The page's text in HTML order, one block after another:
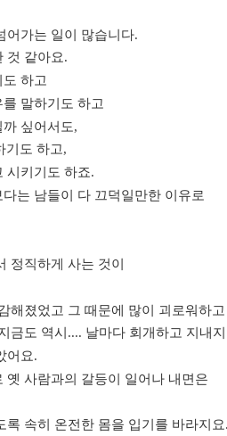
어가는 일이 많습니다.
것 같아요.
하고
말하기도 하고
싶어서도,
기도 하고,
시키기도 하죠.
는 남들이 다 끄덕일만한 이유로
정직하게 사는 것이
해졌었고 그 때문에 많이 괴로워하고
금도 역시 .... 날마다 회개하고 지내
어요.
옛 사람과의 갈등이 일어나 내면은
속히 온전한 몸을 입기를 바라지요.